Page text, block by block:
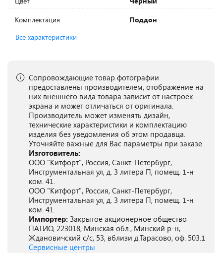
Комплектация
Поддон
Все характеристики
Сопровождающие товар фотографии
предоставлены производителем, отображение на
них внешнего вида товара зависит от настроек
экрана и может отличаться от оригинала.
Производитель может изменять дизайн,
технические характеристики и комплектацию
изделия без уведомления об этом продавца.
Уточняйте важные для Вас параметры при заказе.
Изготовитель:
ООО "Китфорт", Россия, Санкт-Петербург,
Инструментальная ул, д. 3 литера П, помещ. 1-н
ком. 41.
ООО "Китфорт", Россия, Санкт-Петербург,
Инструментальная ул, д. 3 литера П, помещ. 1-н
ком. 41.
Импортер: Закрытое акционерное общество
ПАТИО, 223018, Минская обл., Минский р-н,
Ждановичский с/с, 53, вблизи д.Тарасово, оф. 503.1
Сервисные центры